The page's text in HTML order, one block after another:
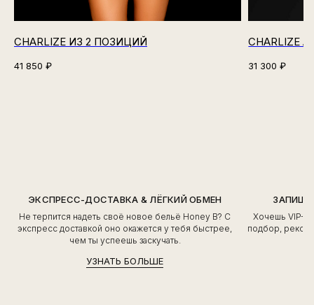
CHARLIZE ИЗ 2 ПОЗИЦИЙ
41 850 ₽
CHARLIZE
31 300 ₽
ЭКСПРЕСС-ДОСТАВКА & ЛЁГКИЙ ОБМЕН
Не терпится надеть своё новое бельё Honey B? С
экспресс доставкой оно окажется у тебя быстрее,
чем ты успеешь заскучать.
УЗНАТЬ БОЛЬШЕ
Хочешь VIP-
подбор,